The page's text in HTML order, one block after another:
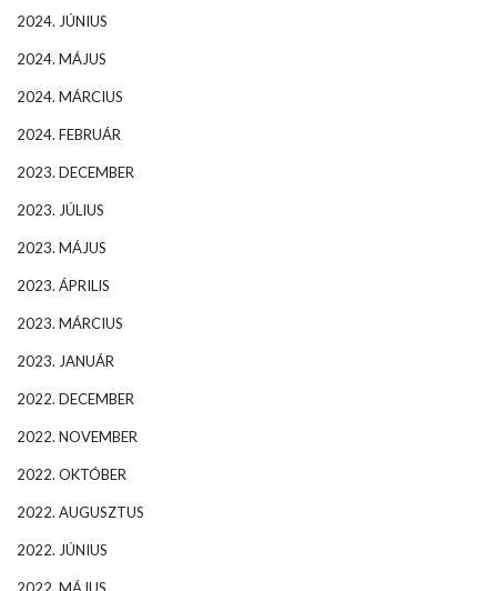
2024. JÚNIUS
2024. MÁJUS
2024. MÁRCIUS
2024. FEBRUÁR
2023. DECEMBER
2023. JÚLIUS
2023. MÁJUS
2023. ÁPRILIS
2023. MÁRCIUS
2023. JANUÁR
2022. DECEMBER
2022. NOVEMBER
2022. OKTÓBER
2022. AUGUSZTUS
2022. JÚNIUS
2022. MÁJUS